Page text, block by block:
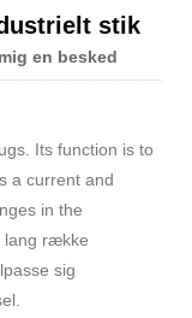
stik
en besked
Its function is to
a current and
in the
lang række
sig